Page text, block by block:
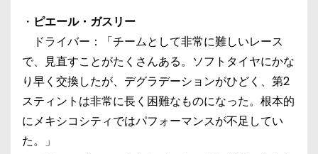
・ ピエール・ガスリー
ドライバー：「チームとして非常に難しいレース
で、見直すことがたくさんある。ソフトタイヤにかな
り早く交換したが、デグラデーションがひどく、第2
スティントは非常に長く困難なものになった。根本的
にメキシコシティではパフォーマンスが不足してい
た。」